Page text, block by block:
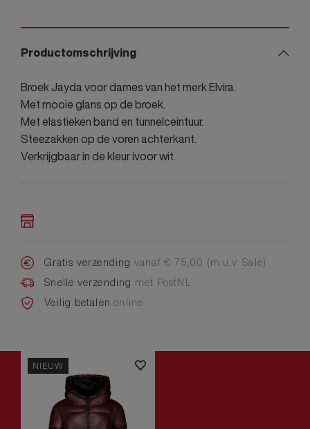
Productomschrijving
Broek Jayda voor dames van het merk Elvira.
Met mooie glans op de broek.
Met elastieken band en tunnelceintuur.
Steezakken op de voren achterkant.
Verkrijgbaar in de kleur ivoor wit.
Gratis verzending vanaf € 75,00 (m.u.v. Sale)
Snelle verzending met PostNL
Veilig betalenonline
NIEUW